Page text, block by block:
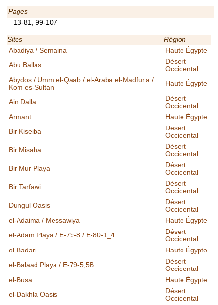
Pages
13-81, 99-107
Sites
Région
Abadiya / Semaina
Haute Égypte
Abu Ballas
Désert
Occidental
Abydos / Umm el-Qaab / el-Araba el-Madfuna /
Kom es-Sultan
Haute Égypte
Ain Dalla
Désert
Occidental
Armant
Haute Égypte
Bir Kiseiba
Désert
Occidental
Bir Misaha
Désert
Occidental
Bir Mur Playa
Désert
Occidental
Bir Tarfawi
Désert
Occidental
Dungul Oasis
Désert
Occidental
el-Adaima / Messawiya
Haute Égypte
el-Adam Playa / E-79-8 / E-80-1_4
Désert
Occidental
el-Badari
Haute Égypte
el-Balaad Playa / E-79-5,5B
Désert
Occidental
el-Busa
Haute Égypte
el-Dakhla Oasis
Désert
Occidental